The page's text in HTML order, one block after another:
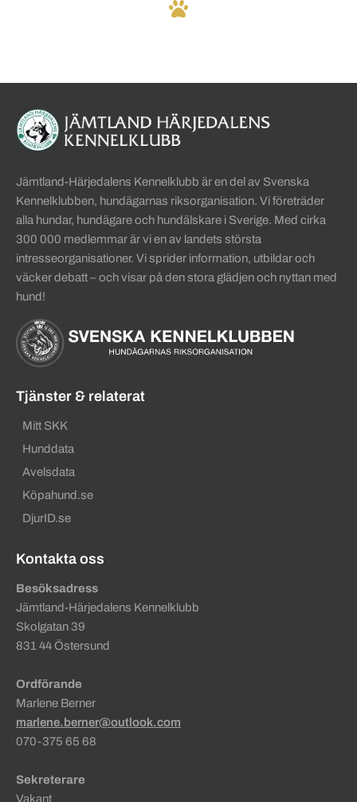
Sidinformation och
Köpa hund startsida
Jämtland-Härjedalens Kennelklubb är en del av Svenska
Kennelklubben, hundägarnas riksorganisation. Vi företräder
alla hundar, hundägare och hundälskare i Sverige. Med cirka
300 000 medlemmar är vi en av landets största
intresseorganisationer. Vi sprider information, utbildar och
väcker debatt – och visar på den stora glädjen och nyttan med
hund!
Tjänster & relaterat
Mitt SKK
Hunddata
Avelsdata
Köpahund.se
DjurID.se
Kontakta oss
Besöksadress
Jämtland-Härjedalens Kennelklubb
Skolgatan 39
831 44 Östersund
Ordförande
Marlene Berner
marlene.berner@outlook.com
070-375 65 68
Sekreterare
Vakant